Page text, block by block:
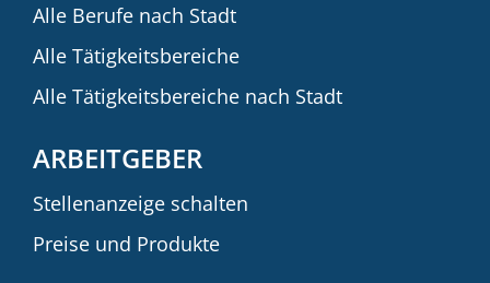
Alle Berufe nach Stadt
Alle Tätigkeitsbereiche
Alle Tätigkeitsbereiche nach Stadt
ARBEITGEBER
Stellenanzeige schalten
Preise und Produkte